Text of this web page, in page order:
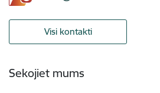
Visi kontakti
Sekojiet mums